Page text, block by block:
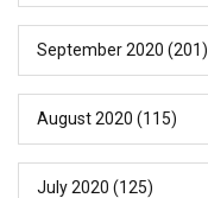
September 2020 (201)
August 2020 (115)
July 2020 (125)